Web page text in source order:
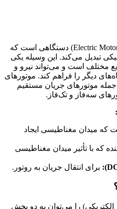
الکتروموتور یا موتور الکتریکی (Electric Motor) دستگاهی است که
تبدیل می‌کند. این وسیله یکی
مختلف است و می‌تواند نیرو و
دیگر را فراهم کند. موتورهای
جمله موتورهای جریان مستقیم
که میدان مغناطیسی ایجاد
که با تأثیر میدان مغناطیسی
برای انتقال جریان به روتور.
الکتریکی) را می‌توان به دو بخش